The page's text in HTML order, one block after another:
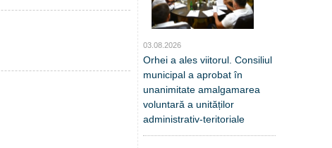
03.08.2026
Orhei a ales viitorul. Consiliul
municipal a aprobat în
unanimitate amalgamarea
voluntară a unităților
administrativ-teritoriale